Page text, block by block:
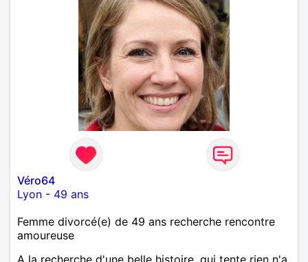
Véro64
Lyon - 49 ans
Femme divorcé(e) de 49 ans recherche rencontre
amoureuse
A la recherche d'une belle histoire, qui tente rien n'a